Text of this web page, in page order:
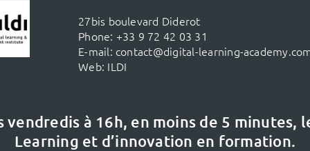
27bis boulevard Diderot
Phone: +33 9 72 42 03 31
E-mail: contact@digital-learning-
Web: ILDI
à 16h, en moins de 5 minutes,
Learning et d’innovation en formation.